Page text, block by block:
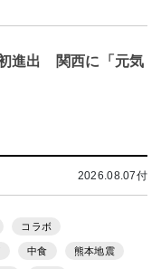
初進出 関西に「元気
2026.08.07付
コラボ
中食 熊本地震